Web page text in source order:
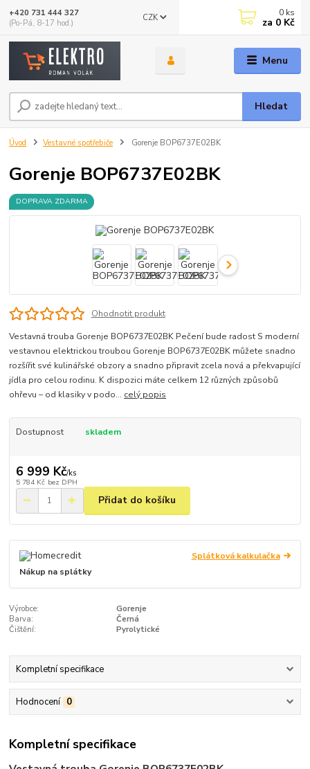
Menu
CZK
Hledat
+420 731 444 327
(Po-Pá, 8-17 hod.)
0 ks
za 0 Kč
Úvod Vestavné spotřebiče Gorenje BOP6737E02BK
Gorenje BOP6737E02BK
DOPRAVA ZDARMA
Ohodnotit produkt
Vestavná trouba Gorenje BOP6737E02BK Pečení bude radost S moderní
vestavnou elektrickou troubou Gorenje BOP6737E02BK můžete snadno
rozšířit své kulinářské obzory a snadno připravit zcela nová a překvapující
jídla pro celou rodinu. K dispozici máte celkem 12 různých způsobů
ohřevu – od klasiky v podo... celý popis
Dostupnost skladem
6 999 Kč/ks
5 784 Kč bez DPH
Přidat do košíku
Splátková kalkulačka
Nákup na splátky
Výrobce:
Gorenje
Barva:
Černá
Čištění:
Pyrolytické
Kompletní specifikace
Hodnocení 0
Kompletní specifikace